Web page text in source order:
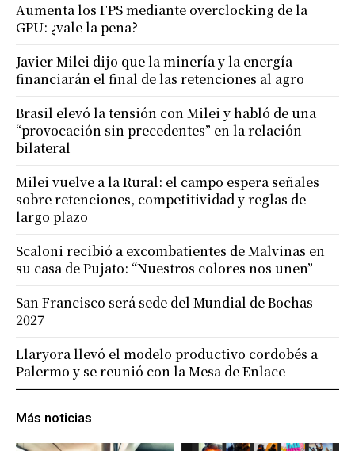
Más noticias
Aumenta los FPS mediante overclocking de la
GPU: ¿vale la pena?
Javier Milei dijo que la minería y la energía
financiarán el final de las retenciones al agro
Brasil elevó la tensión con Milei y habló de una
“provocación sin precedentes” en la relación
bilateral
Milei vuelve a la Rural: el campo espera señales
sobre retenciones, competitividad y reglas de
largo plazo
Scaloni recibió a excombatientes de Malvinas en
su casa de Pujato: “Nuestros colores nos unen”
San Francisco será sede del Mundial de Bochas
2027
Llaryora llevó el modelo productivo cordobés a
Palermo y se reunió con la Mesa de Enlace